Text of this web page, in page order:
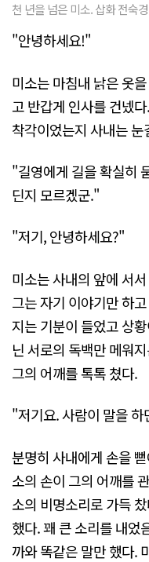
천 년을 넘은 미소. 삽화 전숙경
"안녕하세요!"
미소는 마침내 낡은 옷
고 반갑게 인사를 건넸
착각이었는지 사내는
"길영에게 길을 확실히
딘지 모르겠군."
"저기, 안녕하세요?"
미소는 사내의 앞에 서
그는 자기 이야기만 하
지는 기분이 들었고 상
닌 서로의 독백만 메워
그의 어깨를 톡톡 쳤다.
"저기요. 사람이 말을
분명히 사내에게 손을
소의 손이 그의 어깨를
소의 비명소리로 가득
했다. 꽤 큰 소리를 내었
까와 똑같은 말만 했다.